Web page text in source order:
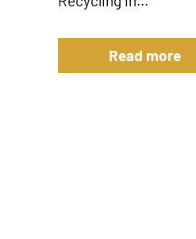
Read more